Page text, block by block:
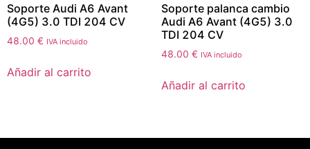
Soporte Audi A6 Avant
(4G5) 3.0 TDI 204 CV
48.00 € IVA incluido
Añadir al carrito
Soporte palanca cambio
Audi A6 Avant (4G5) 3.0
TDI 204 CV
48.00 € IVA incluido
Añadir al carrito